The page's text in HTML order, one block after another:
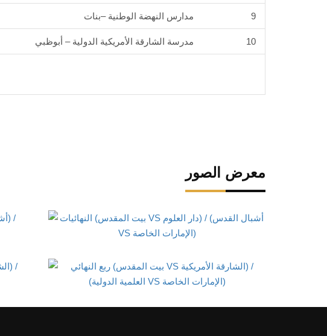
9 مدارس النهضة الوطنية –بنات
10 مدرسة الشارقة الأمريكية الدولية – أبوظبي
معرض الصور